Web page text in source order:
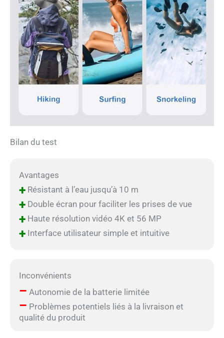
couleur et une clarté
exceptionnelles, ce qui
facilite la vérification de
vos photos tout en
prenant des selfies ou en
enregistrant des vidéos.
Avec des capacités de
webcam intelligentes, une
fonctions de prise de vue
réunions de famille, cet
appareil photo répond à
tous vos besoins divers
longue durée de vie de la
mémoire jusqu'à 128 Go,
grand espace de
Bilan du test
Avantages
+Résistant à l’eau jusqu’à 10 m
+Double écran pour faciliter les prises de vue
+Haute résolution vidéo 4K et 56 MP
+Interface utilisateur simple et intuitive
Inconvénients
– Autonomie de la batterie limitée
– Problèmes potentiels liés à la livraison et
qualité du produit